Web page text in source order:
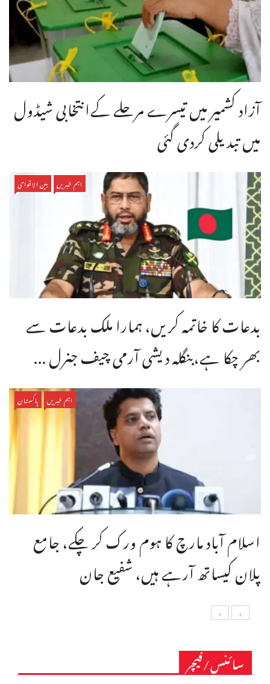
آزاد کشمیر میں تیسرے مرحلے کےانتخابی شیڈول
میں تبدیلی کردی گئی
اہم خبریں بین الاقوامی
بدعات کا خاتمہ کریں، ہمارا ملک بدعات سے
بھر چکا ہے،بنگله دیشی آرمی چیف جنرل ...
اہم خبریں پاکستان
اسلام آباد مارچ کا ہوم ورک کر چکے، جامع
پلان کیساتھ آرہے ہیں، شفیع جان
سائنس/فیچر